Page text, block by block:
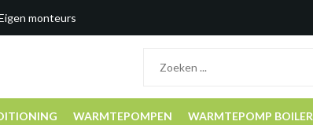
monteurs
WARMTEPOMPEN WARMTEPOMP BOILER